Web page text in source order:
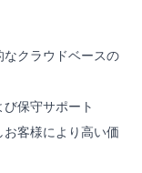
クラウドベースの
保守サポート
客様により高い価